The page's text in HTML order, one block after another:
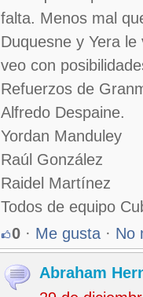
falta. Menos mal
Duquesne y Yera
veo con
Refuerzos de
Alfredo Despaine.
Yordan Manduley
Raúl González
Raidel Martínez
Todos de equipo
0 · Me gusta · No
Abraham